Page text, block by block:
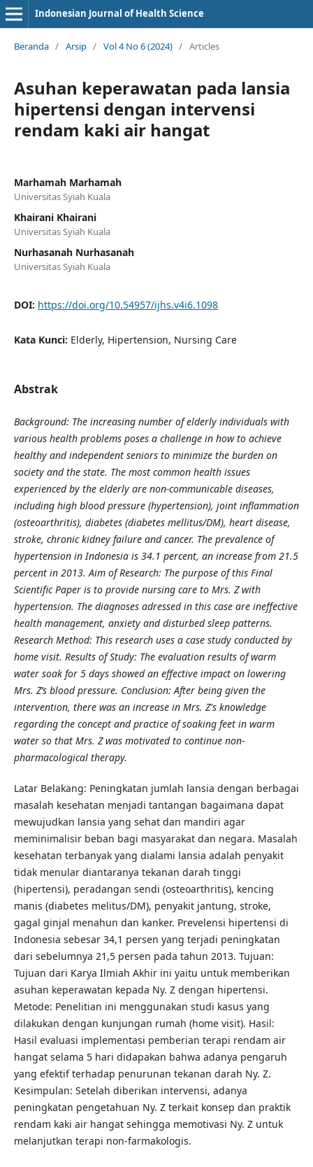
Indonesian Journal of Health Science
Beranda / Arsip / Vol 4 No 6 (2024) / Articles
Asuhan keperawatan pada lansia
hipertensi dengan intervensi
rendam kaki air hangat
Marhamah Marhamah
Universitas Syiah Kuala
Khairani Khairani
Universitas Syiah Kuala
Nurhasanah Nurhasanah
Universitas Syiah Kuala
DOI: https://doi.org/10.54957/ijhs.v4i6.1098
Kata Kunci: Elderly, Hipertension, Nursing Care
Abstrak
Background: The increasing number of elderly individuals with
various health problems poses a challenge in how to achieve
healthy and independent seniors to minimize the burden on
society and the state. The most common health issues
experienced by the elderly are non-communicable diseases,
including high blood pressure (hypertension), joint inflammation
(osteoarthritis), diabetes (diabetes mellitus/DM), heart disease,
stroke, chronic kidney failure and cancer. The prevalence of
hypertension in Indonesia is 34.1 percent, an increase from 21.5
percent in 2013. Aim of Research: The purpose of this Final
Scientific Paper is to provide nursing care to Mrs. Z with
hypertension. The diagnoses adressed in this case are ineffective
health management, anxiety and disturbed sleep patterns.
Research Method: This research uses a case study conducted by
home visit. Results of Study: The evaluation results of warm
water soak for 5 days showed an effective impact on lowering
Mrs. Z’s blood pressure. Conclusion: After being given the
intervention, there was an increase in Mrs. Z's knowledge
regarding the concept and practice of soaking feet in warm
water so that Mrs. Z was motivated to continue non-
pharmacological therapy.
Latar Belakang: Peningkatan jumlah lansia dengan berbagai
masalah kesehatan menjadi tantangan bagaimana dapat
mewujudkan lansia yang sehat dan mandiri agar
meminimalisir beban bagi masyarakat dan negara. Masalah
kesehatan terbanyak yang dialami lansia adalah penyakit
tidak menular diantaranya tekanan darah tinggi
(hipertensi), peradangan sendi (osteoarthritis), kencing
manis (diabetes melitus/DM), penyakit jantung, stroke,
gagal ginjal menahun dan kanker. Prevelensi hipertensi di
Indonesia sebesar 34,1 persen yang terjadi peningkatan
dari sebelumnya 21,5 persen pada tahun 2013. Tujuan:
Tujuan dari Karya Ilmiah Akhir ini yaitu untuk memberikan
asuhan keperawatan kepada Ny. Z dengan hipertensi.
Metode: Penelitian ini menggunakan studi kasus yang
dilakukan dengan kunjungan rumah (home visit). Hasil:
Hasil evaluasi implementasi pemberian terapi rendam air
hangat selama 5 hari didapakan bahwa adanya pengaruh
yang efektif terhadap penurunan tekanan darah Ny. Z.
Kesimpulan: Setelah diberikan intervensi, adanya
peningkatan pengetahuan Ny. Z terkait konsep dan praktik
rendam kaki air hangat sehingga memotivasi Ny. Z untuk
melanjutkan terapi non-farmakologis.